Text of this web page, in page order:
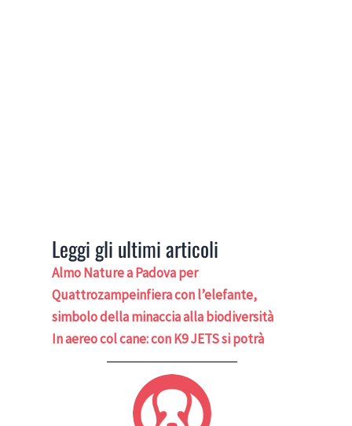
Leggi gli ultimi articoli
Almo Nature a Padova per
Quattrozampeinfiera con l’elefante,
simbolo della minaccia alla biodiversità
In aereo col cane: con K9 JETS si potrà